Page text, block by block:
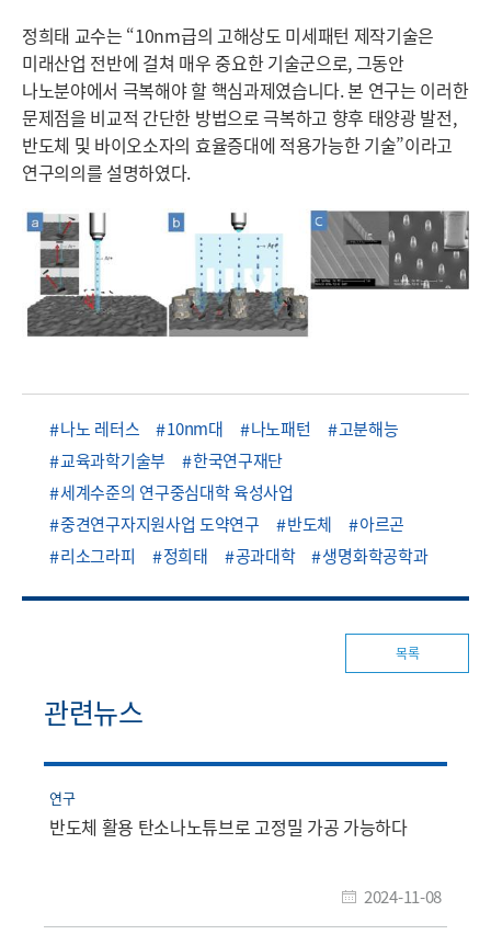
정희태 교수는 “10nm급의 고해상도 미세패턴 제작기술은
미래산업 전반에 걸쳐 매우 중요한 기술군으로, 그동안
나노분야에서 극복해야 할 핵심과제였습니다. 본 연구는 이러한
문제점을 비교적 간단한 방법으로 극복하고 향후 태양광 발전,
반도체 및 바이오소자의 효율증대에 적용가능한 기술”이라고
연구의의를 설명하였다.
나노 레터스 10nm대 나노패턴
고분해능
교육과학기술부
한국연구재단
세계수준의 연구중심대학 육성사업
중견연구자지원사업 도약연구
반도체
아르곤
리소그라피
정희태 공과대학 생명화학공학과
목록
관련뉴스
연구
반도체 활용 탄소나노튜브로 고정밀 가공 가능하다
2024-11-08